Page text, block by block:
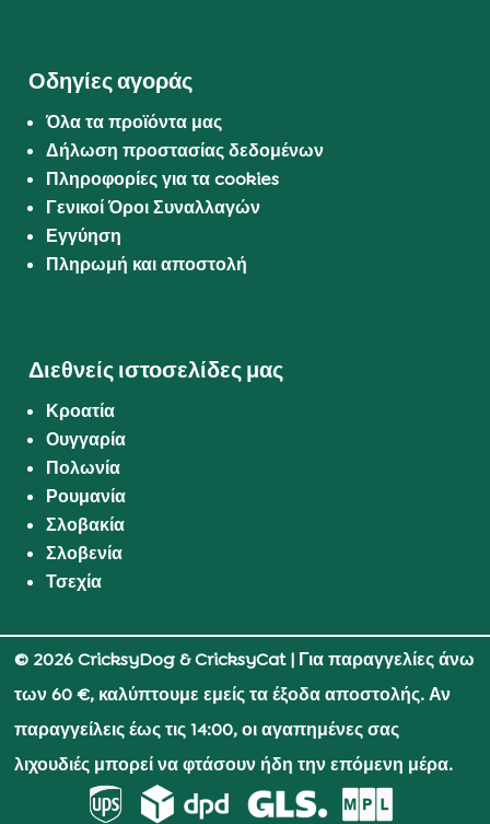
Οδηγίες αγοράς
Όλα τα προϊόντα μας
Δήλωση προστασίας δεδομένων
Πληροφορίες για τα cookies
Γενικοί Όροι Συναλλαγών
Εγγύηση
Πληρωμή και αποστολή
Διεθνείς ιστοσελίδες μας
Κροατία
Ουγγαρία
Πολωνία
Ρουμανία
Σλοβακία
Σλοβενία
Τσεχία
© 2026 CricksyDog & CricksyCat| Για παραγγελίες άνω
των 60 €, καλύπτουμε εμείς τα έξοδα αποστολής. Αν
παραγγείλεις έως τις 14:00, οι αγαπημένες σας
λιχουδιές μπορεί να φτάσουν ήδη την επόμενη μέρα.